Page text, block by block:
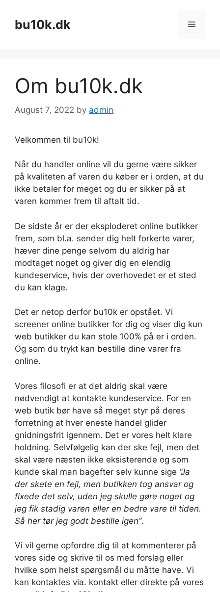
contentbu10k.dk Menu
Om bu10k.dk
August 7, 2022 by admin
Velkommen til bu10k!
Når du handler online vil du gerne være sikker
på kvaliteten af varen du køber er i orden, at du
ikke betaler for meget og du er sikker på at
varen kommer frem til aftalt tid.
De sidste år er der eksploderet online butikker
frem, som bl.a. sender dig helt forkerte varer,
hæver dine penge selvom du aldrig har
modtaget noget og giver dig en elendig
kundeservice, hvis der overhovedet er et sted
du kan klage.
Det er netop derfor bu10k er opstået. Vi
screener online butikker for dig og viser dig kun
web butikker du kan stole 100% på er i orden.
Og som du trykt kan bestille dine varer fra
online.
Vores filosofi er at det aldrig skal være
nødvendigt at kontakte kundeservice. For en
web butik bør have så meget styr på deres
forretning at hver eneste handel glider
gnidningsfrit igennem. Det er vores helt klare
holdning. Selvfølgelig kan der ske fejl, men det
skal være næsten ikke eksisterende og som
kunde skal man bagefter selv kunne sige “Ja
der skete en fejl, men butikken tog ansvar og
fixede det selv, uden jeg skulle gøre noget og
jeg fik stadig varen eller en bedre vare til tiden.
Så her tør jeg godt bestille igen”.
Vi vil gerne opfordre dig til at kommenterer på
vores side og skrive til os med forslag eller
hvilke som helst spørgsmål du måtte have. Vi
kan kontaktes via. kontakt eller direkte på vores